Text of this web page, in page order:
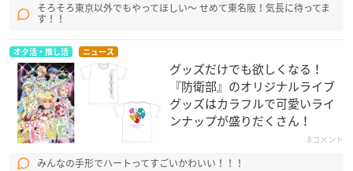
そろそろ東京以外でもやってほしい〜 せめて東名阪！気長に待ってま
す！！
オタ活・推し活 ニュース
グッズだけでも欲しくなる！
『防衛部』のオリジナルライブ
グッズはカラフルで可愛いライ
ンナップが盛りだくさん！
8コメント
みんなの手形でハートってすごいかわいい！！！